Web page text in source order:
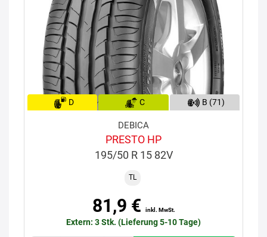
D C B (71)
DEBICA
PRESTO HP
195/50 R 15 82V
TL
81,9 € inkl. MwSt.
Extern: 3 Stk. (Lieferung 5-10 Tage)